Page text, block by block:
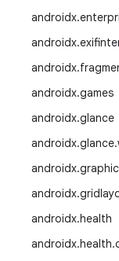
androidx.
androidx.
androidx.
androidx.games
androidx.glance
androidx.glance.
androidx.
androidx.
androidx.health
androidx.health.